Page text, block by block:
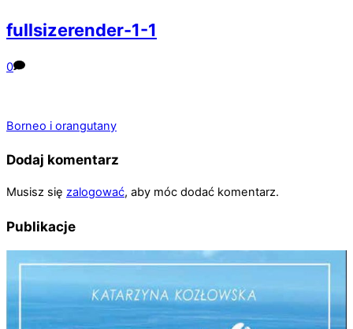
fullsizerender-1-1
0
Borneo i orangutany
Dodaj komentarz
Musisz się zalogować, aby móc dodać komentarz.
Publikacje